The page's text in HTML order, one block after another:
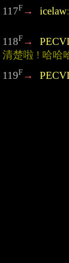
117F → icelaw
118F →
清楚啦 ! 哈哈
119F →